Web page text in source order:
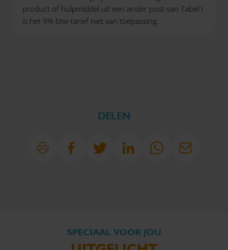
product of hulpmiddel uit een ander post van Tabel I
is het 9% btw-tarief niet van toepassing.
DELEN
SPECIAAL VOOR JOU